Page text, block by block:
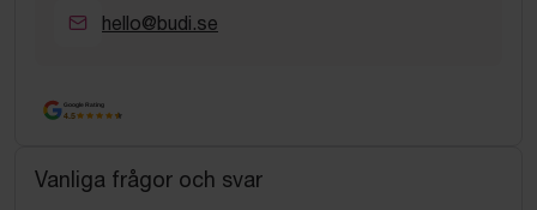
hello@budi.se
Google Rating
4.5
Vanliga frågor och svar